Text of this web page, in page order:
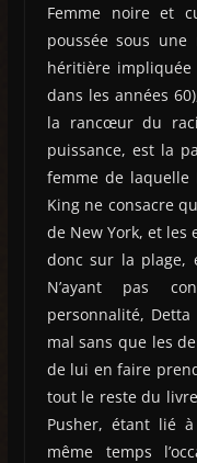
Femme noire et
poussée sous
héritière
dans les années
la rancœur du
puissance, est la
femme de laquelle
King ne consacre
de New York, et
donc sur la plage,
N’ayant pas
personnalité,
mal sans que les
de lui en faire
tout le reste du
Pusher, étant lié
même temps